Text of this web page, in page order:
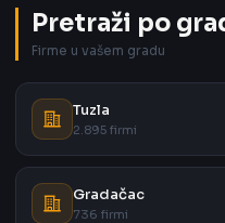
Pretraži po
Firme u vašem gradu
Tuzla
2.895 firmi
Gradačac
736 firmi